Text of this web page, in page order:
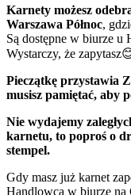
Karnety możesz
Warszawa Północ,
Są dostępne w biurze
Wystarczy, że
Pieczątkę przystawia
musisz pamiętać, aby
Nie wydajemy
karnetu, to poproś o
stempel.
Gdy masz już karnet
Handlowca w biurze na